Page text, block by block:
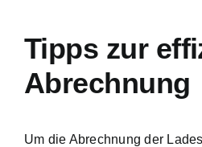
Tipps zur
Abrechnung
Um die Abrechnung der